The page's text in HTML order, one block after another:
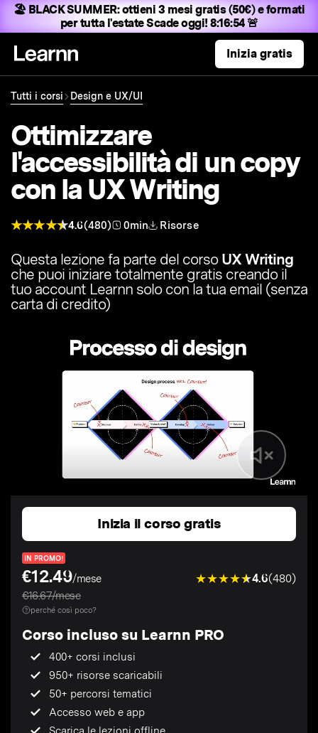
🏖️ BLACK SUMMER:ottieni 3 mesi gratis (50€) e formati
per tutta l'estateScade oggi! 8:16:52 🚨
Inizia gratis
Tutti i corsi Design e UX/UI
Ottimizzare
l'accessibilità di un copy
con la UX Writing
4.6(480) 0min Risorse
Questa lezione fa parte del corso UX Writing
che puoi iniziare totalmente gratis creando il
tuo account Learnn solo con la tua email (senza
carta di credito)
Inizia il corso gratis
IN PROMO!
€12.49/mese
€16.67/mese
4.6(480)
perché così poco?
Corso incluso su Learnn PRO
400+ corsi inclusi
950+ risorse scaricabili
50+ percorsi tematici
Accesso web e app